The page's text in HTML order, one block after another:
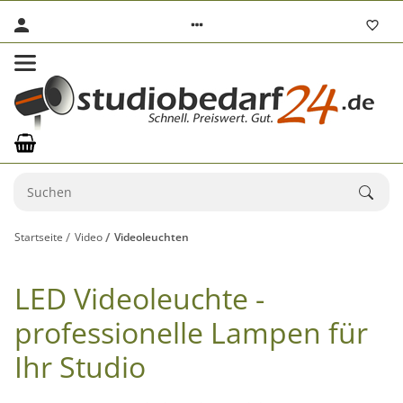
Startseite Video Videoleuchten
LED Videoleuchte -
professionelle Lampen für
Ihr Studio